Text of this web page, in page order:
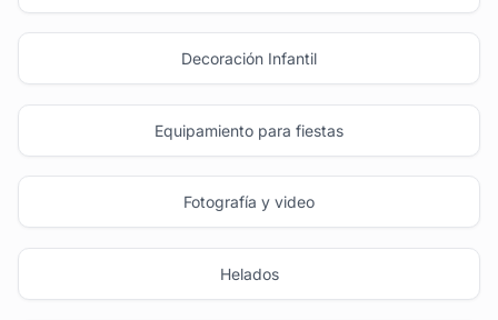
Decoración Infantil
Equipamiento para fiestas
Fotografía y video
Helados